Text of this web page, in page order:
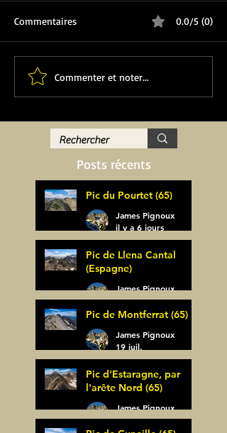
Commentaires 0.0/5 (0)
Commenter et noter...
Posts récents
Pic du Pourtet (65)
James Pignoux
il y a 6 jours
Pic de Llena Cantal
(Espagne)
James Pignoux
30 juil.
Pic de Montferrat (65)
James Pignoux
19 juil.
Pic d'Estaragne, par
l'arête Nord (65)
James Pignoux
14 juil.